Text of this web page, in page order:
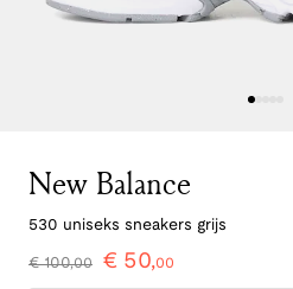
New Balance
530 uniseks sneakers grijs
€100,00 € 50,00